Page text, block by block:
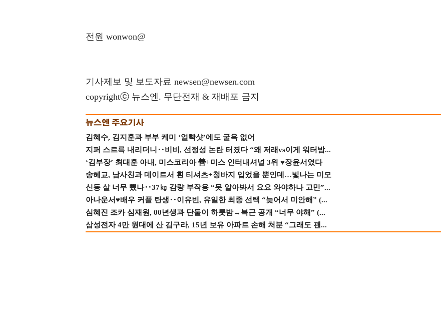
전원 wonwon@
기사제보 및 보도자료 newsen@newsen.com
copyrightⓒ 뉴스엔. 무단전재 & 재배포 금지
김혜수, 김지훈과 부부 케미 ‘얼빡샷’에도 굴욕 없어
지퍼 스르륵 내리더니‥비비, 선정성 논란 터졌다 “왜 저래vs이게 워터밤...
‘김부장’ 최대훈 아내, 미스코리아 善+미스 인터내셔널 3위 ♥장윤서였다
송혜교, 남사친과 데이트서 흰 티셔츠+청바지 입었을 뿐인데…빛나는 미모
신동 살 너무 뺐나‥37㎏ 감량 부작용 “못 알아봐서 요요 와야하나 고민”...
아나운서♥배우 커플 탄생‥이유빈, 유일한 최종 선택 “늦어서 미안해” (...
심혜진 조카 심재원, 00년생과 단둘이 하룻밤→복근 공개 “너무 야해” (...
삼성전자 4만 원대에 산 김구라, 15년 보유 아파트 손해 처분 “그래도 괜...